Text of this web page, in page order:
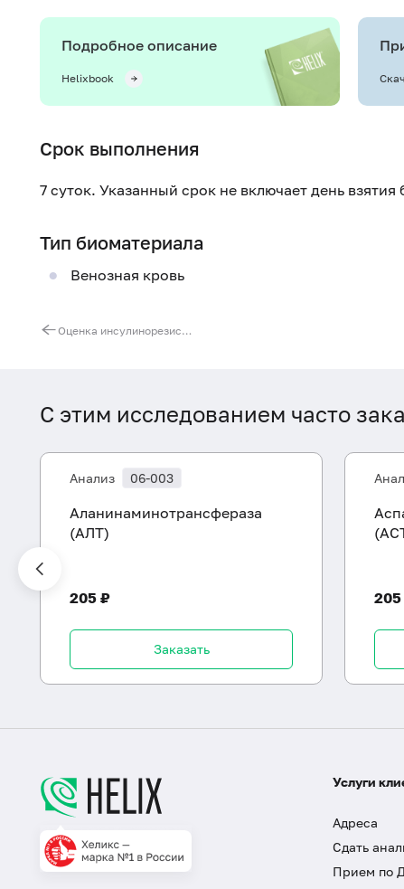
Подробное описание
Helixbook
Срок выполнения
7 суток. Указанный срок не включает день взятия
Тип биоматериала
Венозная кровь
Оценка инсулинорезистентности (индекс HOMA-IR)
С этим исследованием часто
Анализ 06-003
Аланинаминотрансфераза
(АЛТ)
205 ₽
Заказать
Услуги
Адреса
Сдать
Прием по